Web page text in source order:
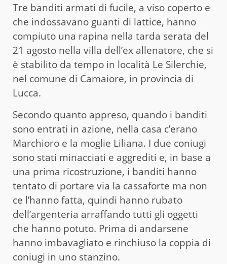
Tre banditi armati di fucile, a viso coperto e
che indossavano guanti di lattice, hanno
compiuto una rapina nella tarda serata del
21 agosto nella villa dell’ex allenatore, che si
è stabilito da tempo in località Le Silerchie,
nel comune di Camaiore, in provincia di
Lucca.
Secondo quanto appreso, quando i banditi
sono entrati in azione, nella casa c’erano
Marchioro e la moglie Liliana. I due coniugi
sono stati minacciati e aggrediti e, in base a
una prima ricostruzione, i banditi hanno
tentato di portare via la cassaforte ma non
ce l’hanno fatta, quindi hanno rubato
dell’argenteria arraffando tutti gli oggetti
che hanno potuto. Prima di andarsene
hanno imbavagliato e rinchiuso la coppia di
coniugi in uno stanzino.